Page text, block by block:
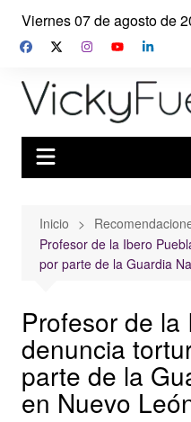
Saltar
contenido
Viernes 07 de agosto de
Inicio
Profesor de la Ibero
por parte de la Guardia
Profesor de
denuncia
parte de la
en Nuevo